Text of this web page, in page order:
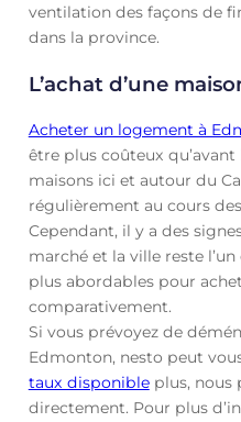
ventilation des façons de
dans la province.
L’achat d’une
Acheter un logement à
être plus coûteux
maisons ici et autour du
régulièrement au cours
Cependant, il y a des
marché et la ville reste
plus abordables pour
comparativement.
Si vous prévoyez de
Edmonton, nesto peut
taux disponibleplus, nous
directement. Pour plus